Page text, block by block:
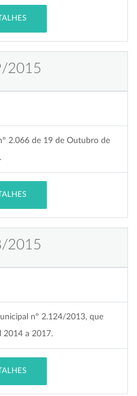
2015
2.066 de 19 de Outubro de
2015
nº 2.124/2013, que
2014 a 2017.